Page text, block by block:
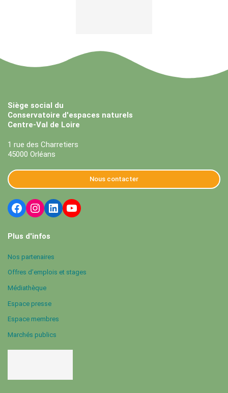
Siège social du
Conservatoire d'espaces naturels
Centre-Val de Loire
1 rue des Charretiers
45000 Orléans
Nous contacter
Plus d'infos
Nos partenaires
Offres d’emplois et stages
Médiathèque
Espace presse
Espace membres
Marchés publics